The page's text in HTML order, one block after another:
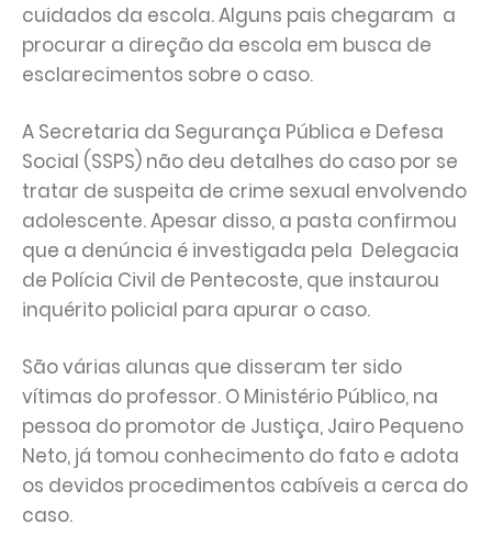
cuidados da escola. Alguns pais chegaram a
procurar a direção da escola em busca de
esclarecimentos sobre o caso.
A Secretaria da Segurança Pública e Defesa
Social (SSPS) não deu detalhes do caso por se
tratar de suspeita de crime sexual envolvendo
adolescente. Apesar disso, a pasta confirmou
que a denúncia é investigada pela Delegacia
de Polícia Civil de Pentecoste, que instaurou
inquérito policial para apurar o caso.
São várias alunas que disseram ter sido
vítimas do professor. O Ministério Público, na
pessoa do promotor de Justiça, Jairo Pequeno
Neto, já tomou conhecimento do fato e adota
os devidos procedimentos cabíveis a cerca do
caso.